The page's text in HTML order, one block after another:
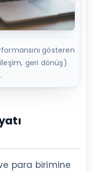
gösteren
geri dönüş)
para birimine